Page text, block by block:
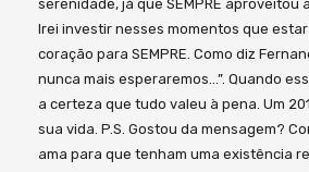
serenidade, já que SEMPRE aproveitou
Irei investir nesses momentos que
coração para SEMPRE. Como diz
nunca mais esperaremos…”. Quando
a certeza que tudo valeu à pena. Um
sua vida. P.S. Gostou da mensagem?
ama para que tenham uma existência